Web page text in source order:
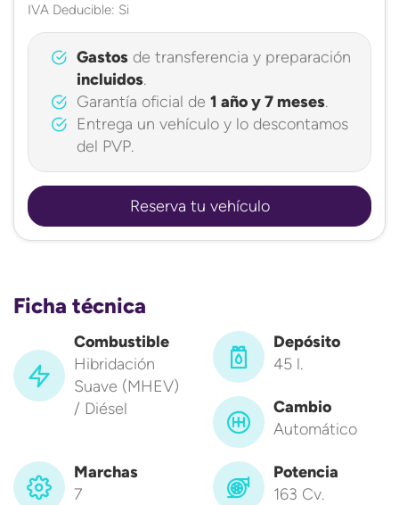
IVA Deducible: Si
Gastosde transferencia y preparación
incluidos.
Garantía oficial de 1 año y 7 meses.
Entrega un vehículo y lo descontamos
del PVP.
Reserva tu vehículo
Ficha técnica
Combustible
Hibridación
Suave (MHEV)
/ Diésel
Depósito
45 l.
Cambio
Automático
Marchas
7
Potencia
163 Cv.